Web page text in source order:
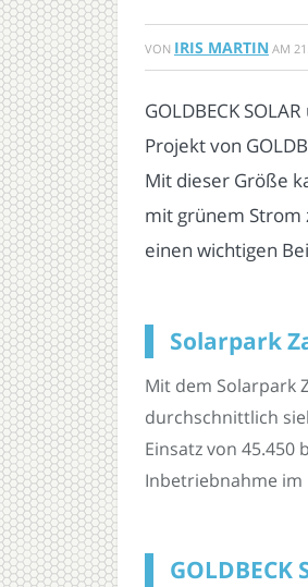
VON IRIS MARTIN AM
GOLDBECK
Projekt von
Mit dieser Größe
mit grünem Strom
einen wichtigen
Solarpark
Mit dem Solarpark
durchschnittlich
Einsatz von
Inbetriebnahme im